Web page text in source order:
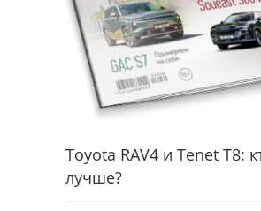
Toyota RAV4 и Tenet T8:
лучше?